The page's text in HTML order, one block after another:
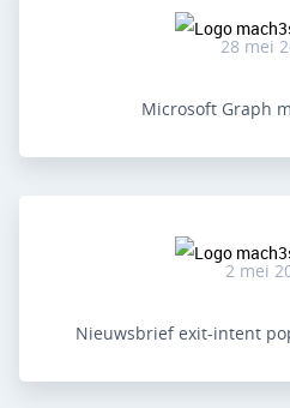
28 mei
Microsoft Graph
2 mei
Nieuwsbrief exit-intent